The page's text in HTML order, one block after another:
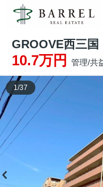
GROOVE西三国
10.7万円 管理/共
1/37